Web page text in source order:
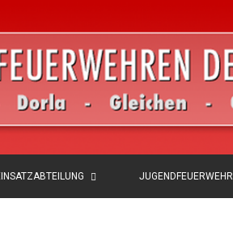
JUGENDFEUERWEHR